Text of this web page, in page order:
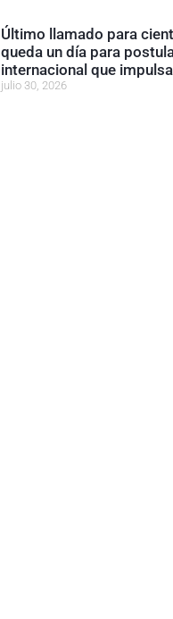
Último llamado para
queda un día para
internacional que
julio 30, 2026